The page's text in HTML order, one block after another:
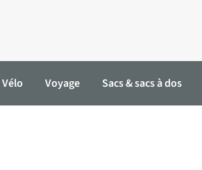
Vélo Voyage Sacs & sacs à dos